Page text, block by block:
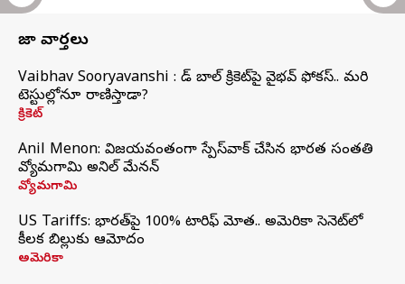
తాజా వార్తలు
Vaibhav Sooryavanshi : రెడ్ బాల్ క్రికెట్‌పై వైభవ్ ఫోకస్.. మరి
టెస్టుల్లోనూ రాణిస్తాడా?
క్రికెట్
Anil Menon: విజయవంతంగా స్పేస్‌వాక్‌ చేసిన భారత సంతతి
వ్యోమగామి అనిల్‌ మేనన్
వ్యోమగామి
US Tariffs: భారత్‌పై 100% టారిఫ్‌ మోత.. అమెరికా సెనెట్‌లో
కీలక బిల్లుకు ఆమోదం
అమెరికా